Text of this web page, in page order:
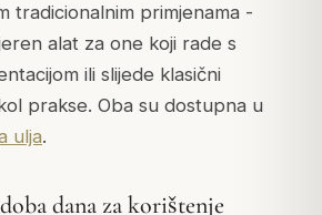
tradicionalnim primjenama -
alat za one koji rade s
ili slijede klasični
prakse. Oba su dostupna u
ulja.
dana za korištenje